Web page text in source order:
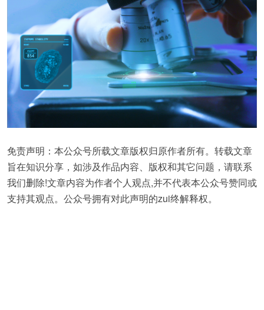
免责声明：本公众号所载文章版权归原作者所有。转载文章
旨在知识分享，如涉及作品内容、版权和其它问题，请联系
我们删除!文章内容为作者个人观点,并不代表本公众号赞同或
支持其观点。公众号拥有对此声明的zui终解释权。